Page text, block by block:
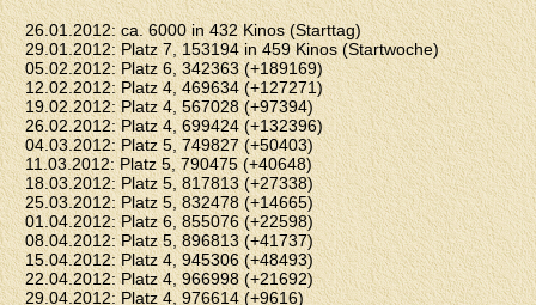
26.01.2012: ca. 6000 in 432 Kinos (Starttag)
29.01.2012: Platz 7, 153194 in 459 Kinos (Startwoche)
05.02.2012: Platz 6, 342363 (+189169)
12.02.2012: Platz 4, 469634 (+127271)
19.02.2012: Platz 4, 567028 (+97394)
26.02.2012: Platz 4, 699424 (+132396)
04.03.2012: Platz 5, 749827 (+50403)
11.03.2012: Platz 5, 790475 (+40648)
18.03.2012: Platz 5, 817813 (+27338)
25.03.2012: Platz 5, 832478 (+14665)
01.04.2012: Platz 6, 855076 (+22598)
08.04.2012: Platz 5, 896813 (+41737)
15.04.2012: Platz 4, 945306 (+48493)
22.04.2012: Platz 4, 966998 (+21692)
29.04.2012: Platz 4, 976614 (+9616)